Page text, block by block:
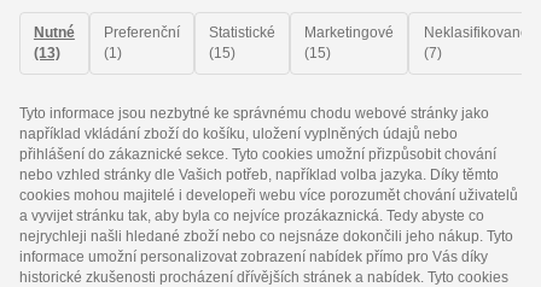
Nutné
(13)
Preferenční
(1)
Statistické
(15)
Marketingové
(15)
Neklasifikované
(7)
Tyto informace jsou nezbytné ke správnému chodu webové stránky jako
například vkládání zboží do košíku, uložení vyplněných údajů nebo
přihlášení do zákaznické sekce. Tyto cookies umožní přizpůsobit chování
nebo vzhled stránky dle Vašich potřeb, například volba jazyka. Díky těmto
cookies mohou majitelé i developeři webu více porozumět chování uživatelů
a vyvijet stránku tak, aby byla co nejvíce prozákaznická. Tedy abyste co
nejrychleji našli hledané zboží nebo co nejsnáze dokončili jeho nákup. Tyto
informace umožní personalizovat zobrazení nabídek přímo pro Vás díky
historické zkušenosti procházení dřívějších stránek a nabídek. Tyto cookies